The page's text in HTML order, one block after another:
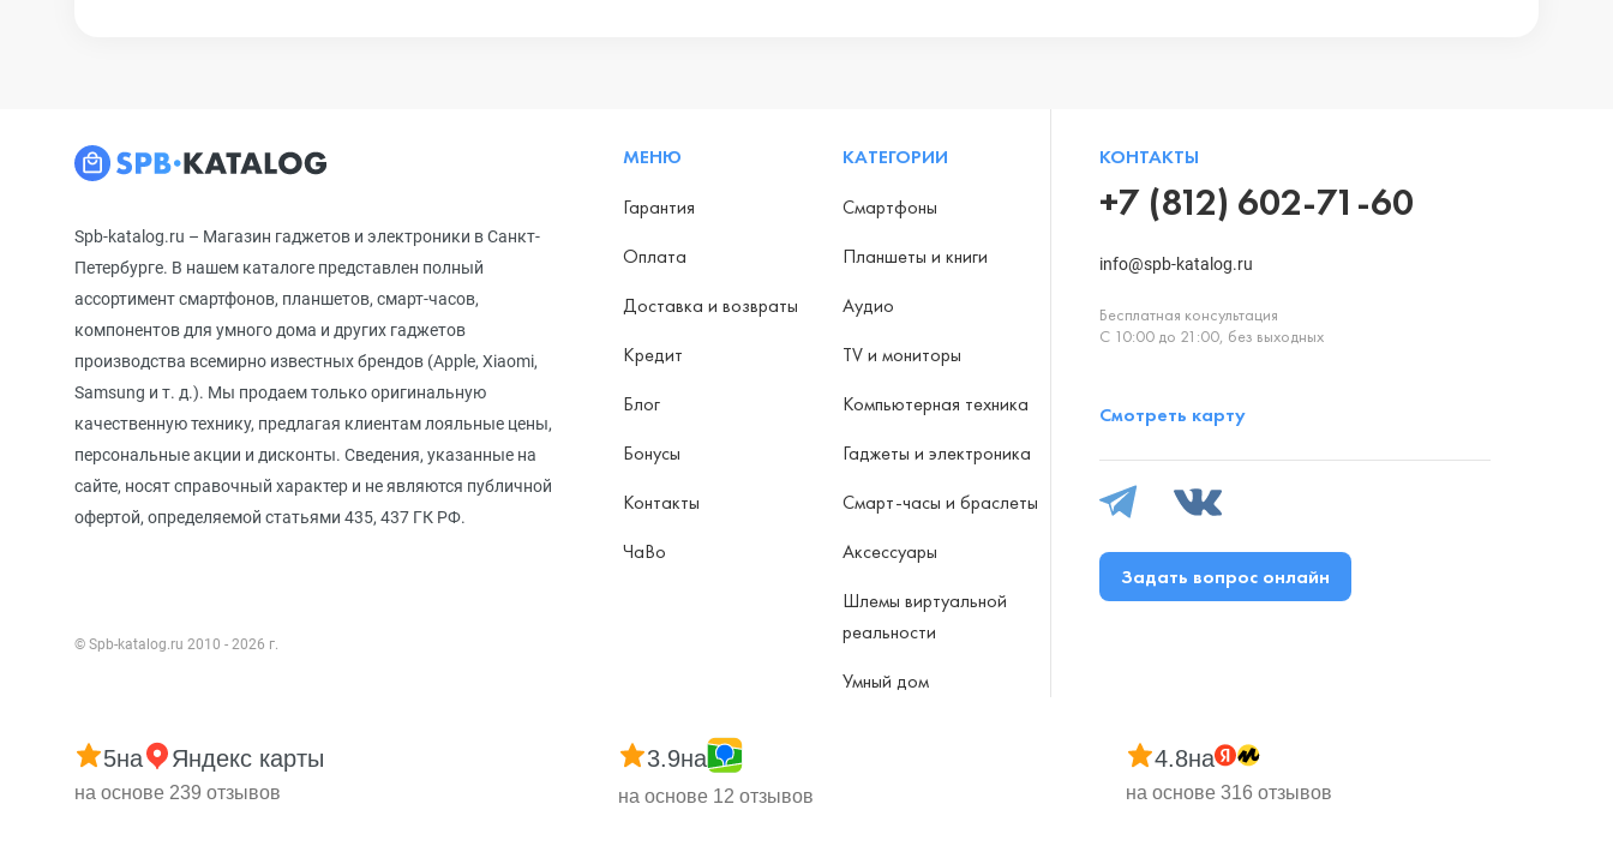
Spb-katalog.ru – Магазин гаджетов и электроники в Санкт-
Петербурге. В нашем каталоге представлен полный
ассортимент смартфонов, планшетов, смарт-часов,
компонентов для умного дома и других гаджетов
производства всемирно известных брендов (Apple, Xiaomi,
Samsung и т. д.). Мы продаем только оригинальную
качественную технику, предлагая клиентам лояльные цены,
персональные акции и дисконты. Сведения, указанные на
сайте, носят справочный характер и не являются публичной
офертой, определяемой статьями 435, 437 ГК РФ.
© Spb-katalog.ru 2010 - 2026 г.
МЕНЮ
Гарантия
Оплата
Доставка и возвраты
Кредит
Блог
Бонусы
Контакты
ЧаВо
КАТЕГОРИИ
Смартфоны
Планшеты и книги
Аудио
TV и мониторы
Компьютерная техника
Гаджеты и электроника
Смарт-часы и браслеты
Аксессуары
Шлемы виртуальной
реальности
Умный дом
КОНТАКТЫ
+7 (812) 602-71-60
info@spb-katalog.ru
Бесплатная консультация
С 10:00 до 21:00, без выходных
Смотреть карту
Задать вопрос онлайн
5на Яндекс карты
на основе 239 отзывов
3.9на
на основе 12 отзывов
4.8на
на основе 316 отзывов